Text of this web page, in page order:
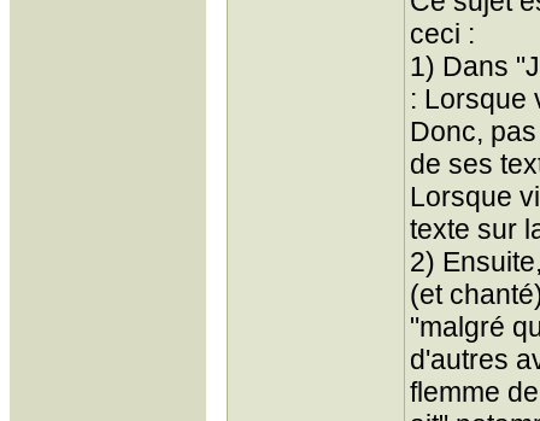
ceci :
1) Dans
: Lorsque
Donc,
de ses
Lorsque
texte sur
2)
(et
"malgré
d'autres
flemme